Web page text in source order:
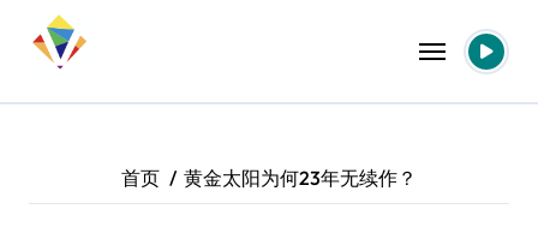
首页 黄金太阳为何23年无续作？